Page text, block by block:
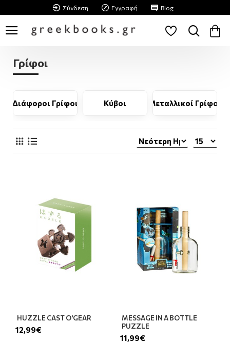
Σύνδεση Εγγραφή Blog
Γρίφοι
Διάφοροι Γρίφοι Κύβοι Μεταλλικοί Γρίφοι
HUZZLE CAST O'GEAR
12,99€
MESSAGE IN A BOTTLE
PUZZLE
11,99€